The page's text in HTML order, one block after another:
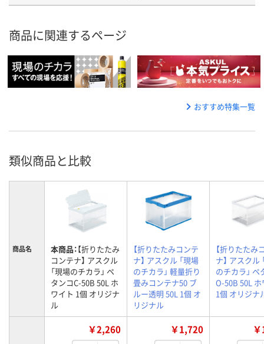
商品に関連するページ
おすすめ特集一覧
類似商品と比較
商品名 本商品：【折りたたみ
コンテナ】 アスクル
「現場のチカラ」 ペ
タンコC-50B 50L ホ
ワイト 1個 オリジナ
ル
【折りたたみコンテ
ナ】 アスクル 「現場
のチカラ」 軽量折り
畳みコンテナ50 ブ
ルー透明 50L 1個 オ
リジナル
【折りたたみ
ナ】 アスクル
のチカラ」 ペ
O-50B 50L
1個 オリジナ
￥2,260 ￥1,720